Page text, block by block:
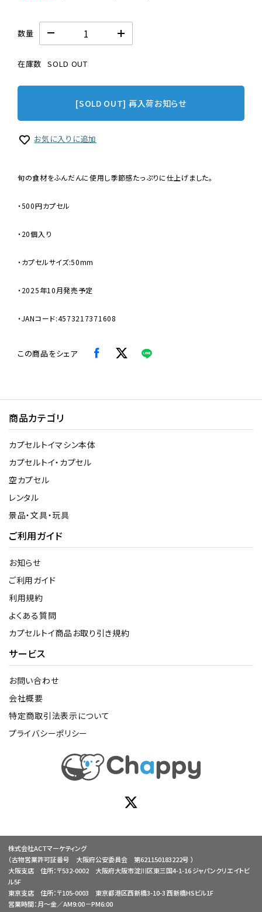
数量
在庫数 SOLD OUT
[SOLD OUT] 再入荷お知らせ
お気に入りに追加
旬の食材をふんだんに使用し季節感たっぷりに仕上げました。
・500円カプセル
・20個入り
・カプセルサイズ:50mm
・2025年10月発売予定
・JANコード:4573217371608
この商品をシェア
商品カテゴリ
カプセルトイマシン本体
カプセルトイ・カプセル
空カプセル
レンタル
景品・文具・玩具
ご利用ガイド
お知らせ
ご利用ガイド
利用規約
よくある質問
カプセルトイ商品お取り引き規約
サービス
お問い合わせ
会社概要
特定商取引法表示について
プライバシーポリシー
株式会社ACTマーケティング
（古物営業許可証番号 大阪府公安委員会 第621150183222号 ）
大阪支店 住所：〒532-0002 大阪府大阪市淀川区東三国4-1-16 ジャパンクリエイトビ
ル5F
東京支店 住所：〒105-0003 東京都港区西新橋3-10-3 西新橋HSビル1F
営業時間：月～金／AM9:00－PM6:00